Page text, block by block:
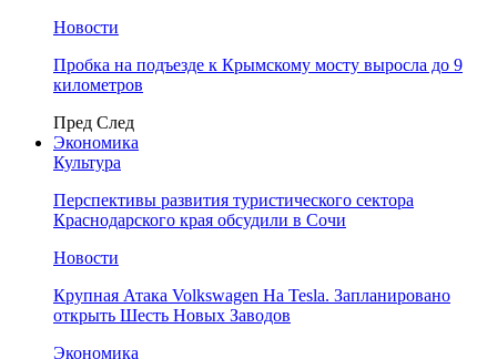
Новости
Пробка на подъезде к Крымскому мосту выросла до 9
километров
Пред След
Экономика
Культура
Перспективы развития туристического сектора
Краснодарского края обсудили в Сочи
Новости
Крупная Атака Volkswagen На Tesla. Запланировано
открыть Шесть Новых Заводов
Экономика